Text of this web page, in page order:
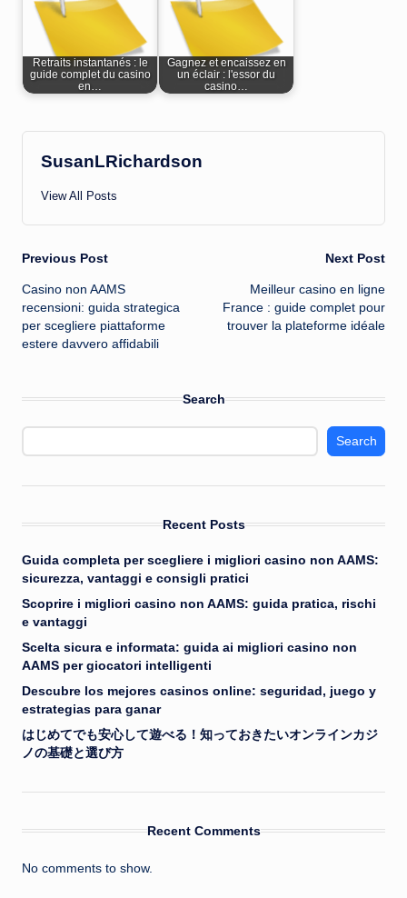
Retraits instantanés : le
guide complet du casino
en…
Gagnez et encaissez en
un éclair : l'essor du
casino…
SusanLRichardson
View All Posts
Post
navigation
Previous Post
Casino non AAMS
recensioni: guida strategica
per scegliere piattaforme
estere davvero affidabili
Next Post
Meilleur casino en ligne
France : guide complet pour
trouver la plateforme idéale
Search
Search
Recent Posts
Guida completa per scegliere i migliori casino non AAMS:
sicurezza, vantaggi e consigli pratici
Scoprire i migliori casino non AAMS: guida pratica, rischi
e vantaggi
Scelta sicura e informata: guida ai migliori casino non
AAMS per giocatori intelligenti
Descubre los mejores casinos online: seguridad, juego y
estrategias para ganar
はじめてでも安心して遊べる！知っておきたいオンラインカジ
ノの基礎と選び方
Recent Comments
No comments to show.